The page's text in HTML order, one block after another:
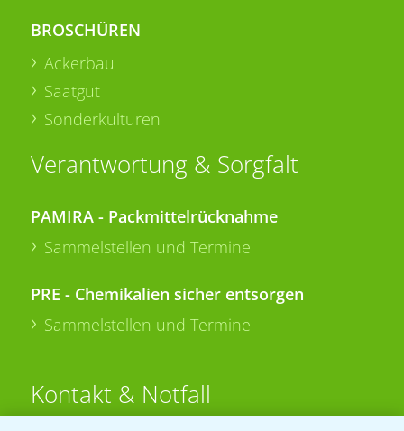
BROSCHÜREN
Ackerbau
Saatgut
Sonderkulturen
Verantwortung & Sorgfalt
PAMIRA - Packmittelrücknahme
Sammelstellen und Termine
PRE - Chemikalien sicher entsorgen
Sammelstellen und Termine
Kontakt & Notfall